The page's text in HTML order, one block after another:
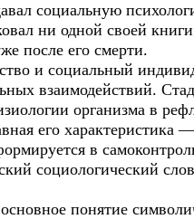
социальную
ни одной своей
после его смерти.
и социальный
взаимодействий.
организма в
его
в
социологический
понятие